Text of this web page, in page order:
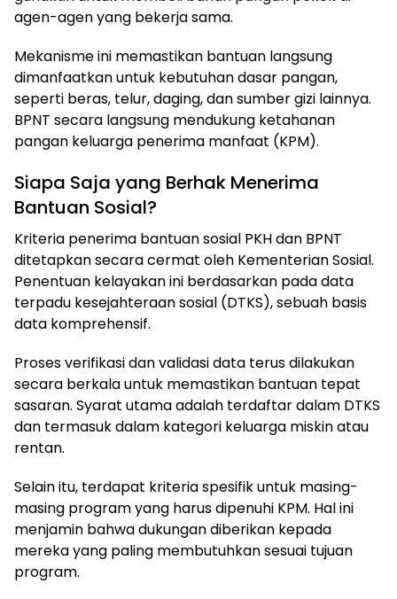
agen-agen yang bekerja sama.
Mekanisme ini memastikan bantuan langsung
dimanfaatkan untuk kebutuhan dasar pangan,
seperti beras, telur, daging, dan sumber gizi lainnya.
BPNT secara langsung mendukung ketahanan
pangan keluarga penerima manfaat (KPM).
Siapa Saja yang Berhak Menerima
Bantuan Sosial?
Kriteria penerima bantuan sosial PKH dan BPNT
ditetapkan secara cermat oleh Kementerian Sosial.
Penentuan kelayakan ini berdasarkan pada data
terpadu kesejahteraan sosial (DTKS), sebuah basis
data komprehensif.
Proses verifikasi dan validasi data terus dilakukan
secara berkala untuk memastikan bantuan tepat
sasaran. Syarat utama adalah terdaftar dalam DTKS
dan termasuk dalam kategori keluarga miskin atau
rentan.
Selain itu, terdapat kriteria spesifik untuk masing-
masing program yang harus dipenuhi KPM. Hal ini
menjamin bahwa dukungan diberikan kepada
mereka yang paling membutuhkan sesuai tujuan
program.